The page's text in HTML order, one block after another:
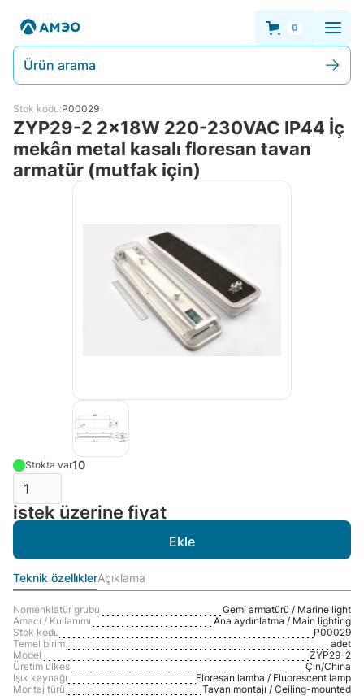
0
Ürün arama
Stok kodu:P00029
ZYP29-2 2x18W 220-230VAC IP44 İç
mekân metal kasalı floresan tavan
armatür (mutfak için)
Stokta var10
istek üzerine fiyat
Teknik özelli̇klerAçıklama
Nomenklatür grubu
Gemi armatürü / Marine light
Amacı / Kullanımı
Ana aydınlatma / Main lighting
Stok kodu
P00029
Temel birim
adet
Model
ZYP29-2
Üretim ülkesi
Çin/Сhina
Işık kaynağı
Floresan lamba / Fluorescent lamp
Montaj türü
Tavan montajı / Ceiling-mounted